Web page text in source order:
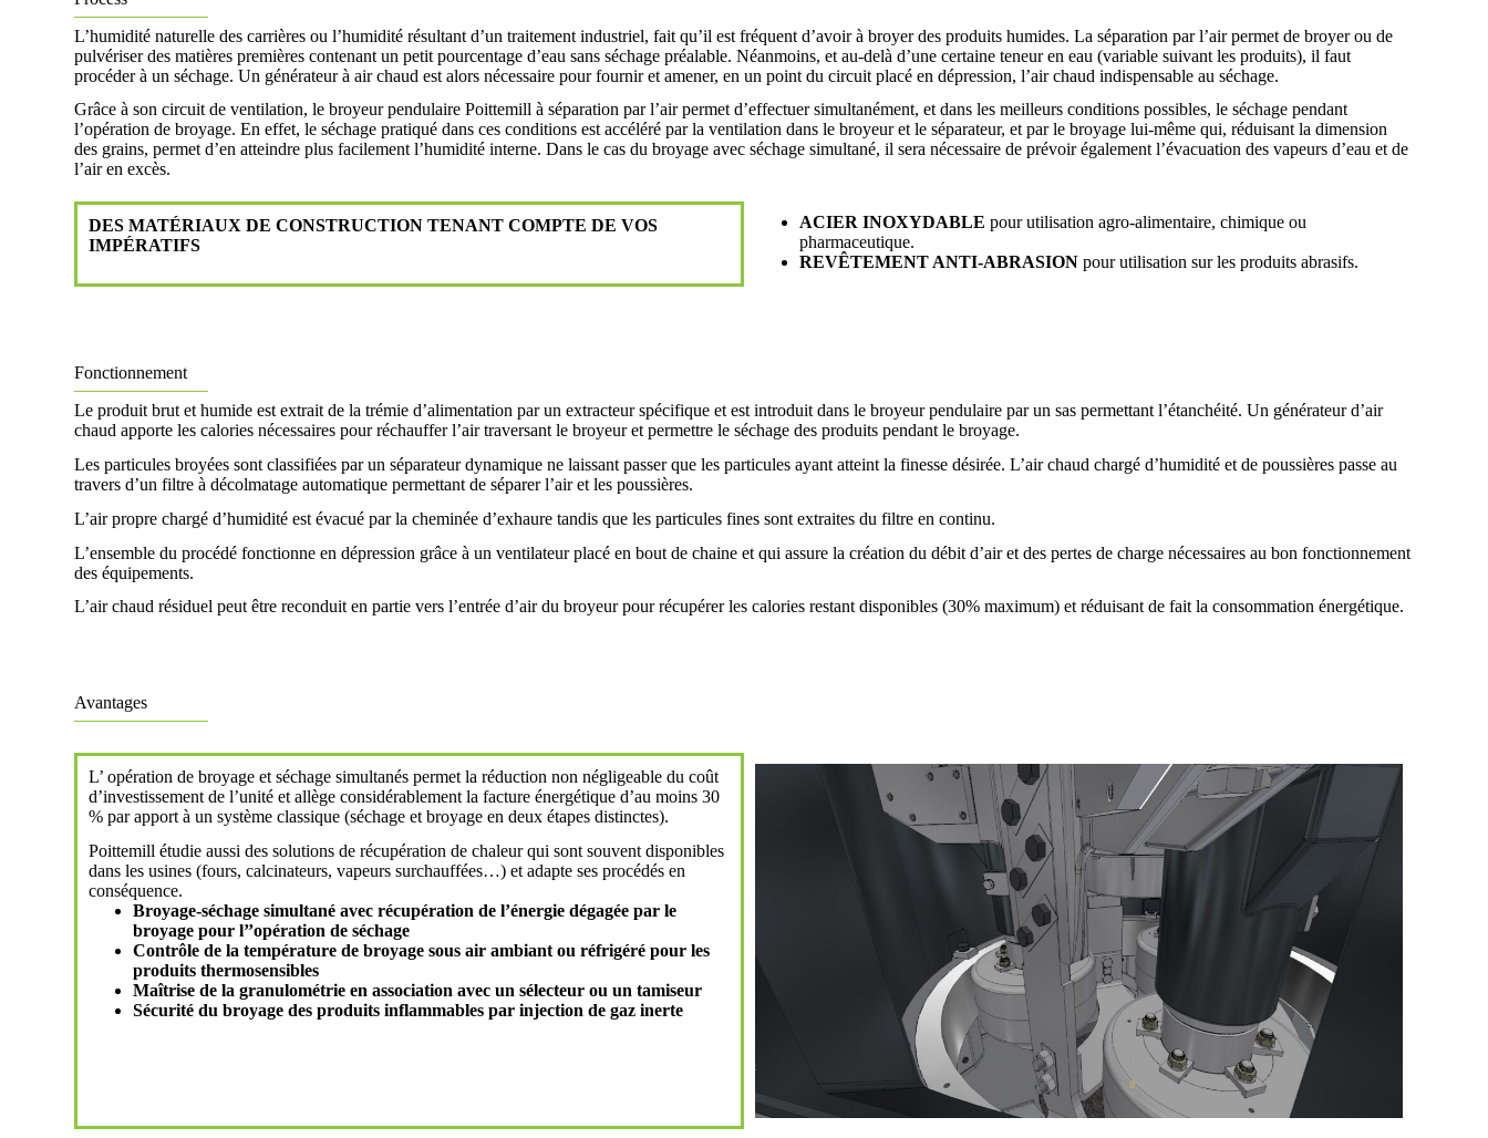
L’humidité naturelle des carrières ou l’humidité résultant d’un traitement industriel, fait qu’il est fréquent d’avoir à broyer des produits humides. La séparation par l’air permet de broyer ou de
pulvériser des matières premières contenant un petit pourcentage d’eau sans séchage préalable. Néanmoins, et au-delà d’une certaine teneur en eau (variable suivant les produits), il faut
procéder à un séchage. Un générateur à air chaud est alors nécessaire pour fournir et amener, en un point du circuit placé en dépression, l’air chaud indispensable au séchage.
Grâce à son circuit de ventilation, le broyeur pendulaire Poittemill à séparation par l’air permet d’effectuer simultanément, et dans les meilleurs conditions possibles, le séchage pendant
l’opération de broyage. En effet, le séchage pratiqué dans ces conditions est accéléré par la ventilation dans le broyeur et le séparateur, et par le broyage lui-même qui, réduisant la dimension
des grains, permet d’en atteindre plus facilement l’humidité interne. Dans le cas du broyage avec séchage simultané, il sera nécessaire de prévoir également l’évacuation des vapeurs d’eau et de
l’air en excès.
DES MATÉRIAUX DE CONSTRUCTION TENANT COMPTE DE VOS
IMPÉRATIFS
ACIER INOXYDABLE pour utilisation agro-alimentaire, chimique ou
pharmaceutique.
REVÊTEMENT ANTI-ABRASION pour utilisation sur les produits abrasifs.
Fonctionnement
Le produit brut et humide est extrait de la trémie d’alimentation par un extracteur spécifique et est introduit dans le broyeur pendulaire par un sas permettant l’étanchéité. Un générateur d’air
chaud apporte les calories nécessaires pour réchauffer l’air traversant le broyeur et permettre le séchage des produits pendant le broyage.
Les particules broyées sont classifiées par un séparateur dynamique ne laissant passer que les particules ayant atteint la finesse désirée. L’air chaud chargé d’humidité et de poussières passe au
travers d’un filtre à décolmatage automatique permettant de séparer l’air et les poussières.
L’air propre chargé d’humidité est évacué par la cheminée d’exhaure tandis que les particules fines sont extraites du filtre en continu.
L’ensemble du procédé fonctionne en dépression grâce à un ventilateur placé en bout de chaine et qui assure la création du débit d’air et des pertes de charge nécessaires au bon fonctionnement
des équipements.
L’air chaud résiduel peut être reconduit en partie vers l’entrée d’air du broyeur pour récupérer les calories restant disponibles (30% maximum) et réduisant de fait la consommation énergétique.
Avantages
L’ opération de broyage et séchage simultanés permet la réduction non négligeable du coût
d’investissement de l’unité et allège considérablement la facture énergétique d’au moins 30
% par apport à un système classique (séchage et broyage en deux étapes distinctes).
Poittemill étudie aussi des solutions de récupération de chaleur qui sont souvent disponibles
dans les usines (fours, calcinateurs, vapeurs surchauffées…) et adapte ses procédés en
conséquence.
Broyage-séchage simultané avec récupération de l’énergie dégagée par le
broyage pour l’’opération de séchage
Contrôle de la température de broyage sous air ambiant ou réfrigéré pour les
produits thermosensibles
Maîtrise de la granulométrie en association avec un sélecteur ou un tamiseur
Sécurité du broyage des produits inflammables par injection de gaz inerte